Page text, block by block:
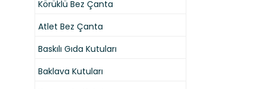
Körüklü Bez Çanta
Atlet Bez Çanta
Baskılı Gıda Kutuları
Baklava Kutuları